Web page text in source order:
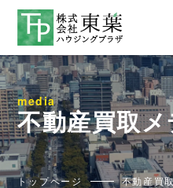
media
不動産買取
トップページ 不動産買